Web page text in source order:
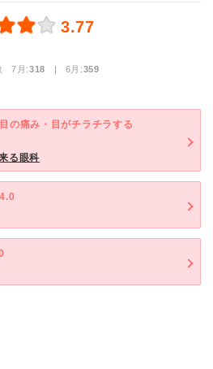
3.77
7月:318 | 6月:359
目の痛み・目がチラチラする
る眼科
4.0